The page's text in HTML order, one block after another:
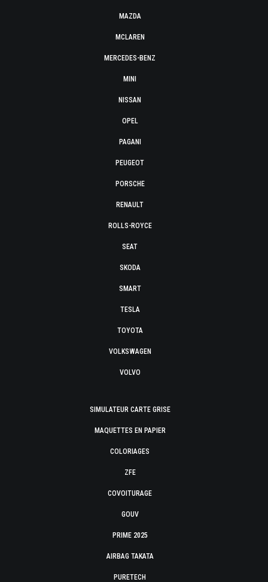
MAZDA
MCLAREN
MERCEDES-BENZ
MINI
NISSAN
OPEL
PAGANI
PEUGEOT
PORSCHE
RENAULT
ROLLS-ROYCE
SEAT
SKODA
SMART
TESLA
TOYOTA
VOLKSWAGEN
VOLVO
SIMULATEUR CARTE GRISE
MAQUETTES EN PAPIER
COLORIAGES
ZFE
COVOITURAGE
GOUV
PRIME 2025
AIRBAG TAKATA
PURETECH